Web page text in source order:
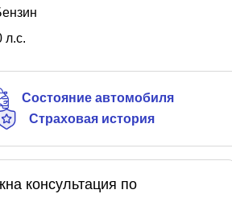
л.с.
Состояние автомобиля
Страховая история
консультация по